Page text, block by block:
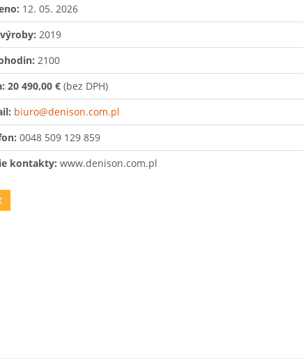
12. 05. 2026
2019
2100
20 490,00 € (bez DPH)
biuro@denison.com.pl
0048 509 129 859
kontakty: www.denison.com.pl